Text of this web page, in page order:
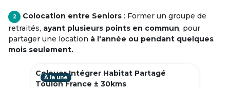
2 Colocation entre Seniors : Former un groupe de
retraités, ayant plusieurs points en commun, pour
partager une location à l'année ou pendant quelques
mois seulement.
Colouer Intégrer Habitat Partagé
Toulon France ± 30kms
À la une